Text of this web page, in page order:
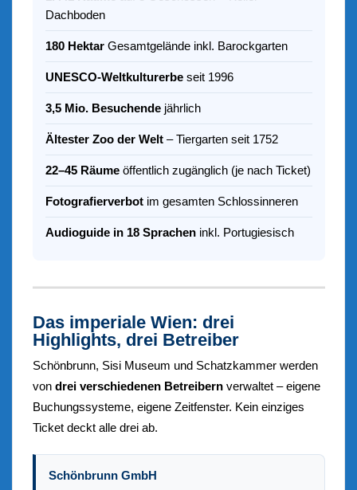
Dachboden
180 HektarGesamtgelände inkl. Barockgarten
UNESCO-Weltkulturerbeseit 1996
3,5 Mio. Besuchendejährlich
Ältester Zoo der Welt– Tiergarten seit 1752
22–45 Räumeöffentlich zugänglich (je nach Ticket)
Fotografierverbotim gesamten Schlossinneren
Audioguide in 18 Spracheninkl. Portugiesisch
Das imperiale Wien: drei
Highlights, drei Betreiber
Schönbrunn, Sisi Museum und Schatzkammer werden
von drei verschiedenen Betreibernverwaltet – eigene
Buchungssysteme, eigene Zeitfenster. Kein einziges
Ticket deckt alle drei ab.
Schönbrunn GmbH